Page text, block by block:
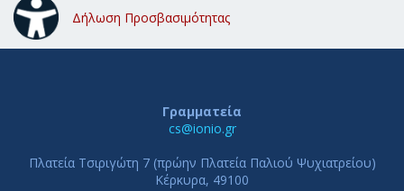
Δήλωση Προσβασιμότητας
Γραμματεία
cs@ionio.gr
Πλατεία Τσιριγώτη 7 (πρώην Πλατεία Παλιού Ψυχιατρείου)
Κέρκυρα, 49100